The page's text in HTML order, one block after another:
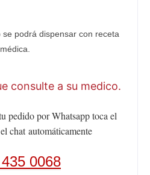
podrá dispensar con receta
médica.
consulte a su medico.
pedido por Whatsapp toca el
chatautomáticamente
0068